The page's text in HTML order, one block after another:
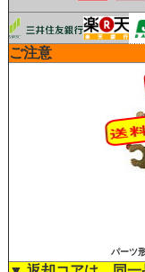
ご注意
パーツ